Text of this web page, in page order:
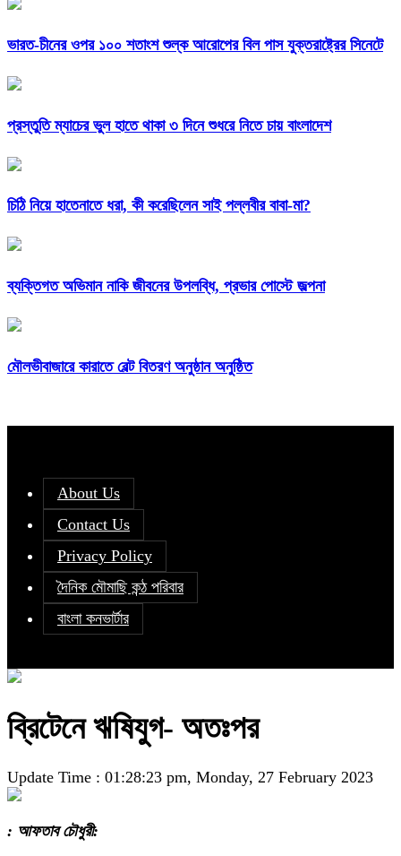
ভারত-চীনের ওপর ১০০ শতাংশ শুল্ক আরোপের বিল পাস যুক্তরাষ্ট্রের সিনেটে
প্রস্তুতি ম্যাচের ভুল হাতে থাকা ৩ দিনে শুধরে নিতে চায় বাংলাদেশ
চিঠি নিয়ে হাতেনাতে ধরা, কী করেছিলেন সাই পল্লবীর বাবা-মা?
ব্যক্তিগত অভিমান নাকি জীবনের উপলব্ধি, প্রভার পোস্টে জল্পনা
মৌলভীবাজারে কারাতে বেল্ট বিতরণ অনুষ্ঠান অনুষ্ঠিত
About Us
Contact Us
Privacy Policy
দৈনিক মৌমাছি কন্ঠ পরিবার
বাংলা কনভার্টার
ব্রিটেনে ঋষিযুগ- অতঃপর
Update Time : 01:28:23 pm, Monday, 27 February 2023
: আফতাব চৌধুরী: